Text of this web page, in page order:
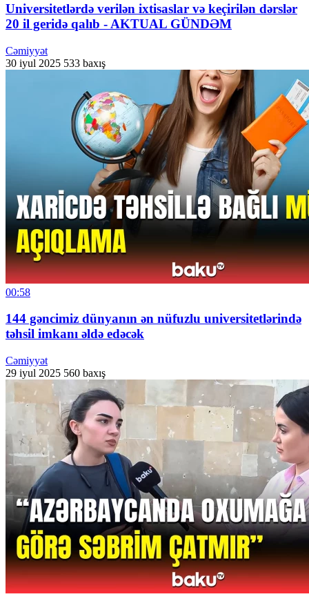
Universitetlərdə verilən ixtisaslar və keçirilən dərslər
20 il geridə qalıb - AKTUAL GÜNDƏM
Cəmiyyət
30 iyul 2025 533 baxış
00:58
144 gəncimiz dünyanın ən nüfuzlu universitetlərində
təhsil imkanı əldə edəcək
Cəmiyyət
29 iyul 2025 560 baxış